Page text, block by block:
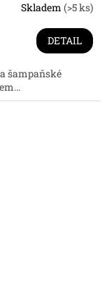
Skladem(>5 ks)
DETAIL
šampaňské